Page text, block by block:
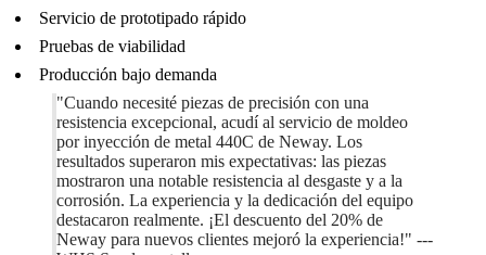
Servicio de prototipado rápido
Pruebas de viabilidad
Producción bajo demanda
"Cuando necesité piezas de precisión con una
resistencia excepcional, acudí al servicio de moldeo
por inyección de metal 440C de Neway. Los
resultados superaron mis expectativas: las piezas
mostraron una notable resistencia al desgaste y a la
corrosión. La experiencia y la dedicación del equipo
destacaron realmente. ¡El descuento del 20% de
Neway para nuevos clientes mejoró la experiencia!" ---